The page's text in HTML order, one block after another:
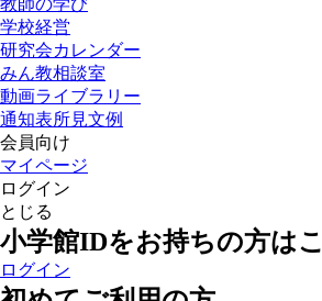
学校経営
研究会カレンダー
みん教相談室
動画ライブラリー
通知表所見文例
会員向け
マイページ
ログイン
とじる
小学館IDをお持ちの方は
ログイン